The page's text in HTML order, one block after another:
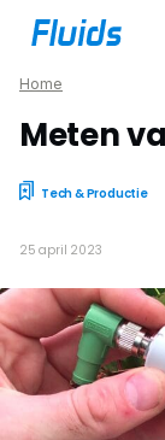
Home
Meten
Tech & Productie
25 april 2023